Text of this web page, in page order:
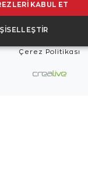
© 2026, Zen
Birleşmiş
Destek Programı
Çerez Politikası
KABUL ET